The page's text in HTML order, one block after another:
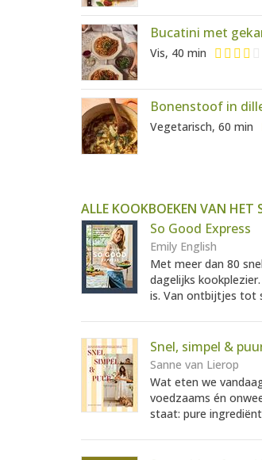
Bucatini met
Vis, 40 min
Bonenstoof in
Vegetarisch, 60 min
ALLE KOOKBOEKEN VAN HET
So Good Express
Emily English
Met meer dan 80
dagelijks
is. Van ontbijtjes tot
Snel, simpel &
Sanne van Lierop
Wat eten we
voedzaams én
staat: pure